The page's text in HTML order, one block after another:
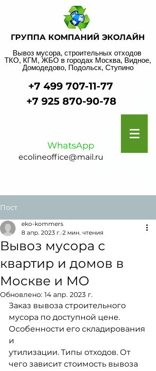
ГРУППА КОМПАНИЙ ЭКОЛАЙН
Вывоз мусора, строительных отходов
ТКО, КГМ, ЖБО в городах Москва, Видное,
Домодедово, Подольск, Ступино
+7 499 707-11-77
+7 925 870-90-78
WhatsApp
ecolineoffice@mail.ru
Пост
Вывоз мусора с
квартир и домов в
Москве и МО
eko-kommers
8 апр. 2023 г. 2 мин. чтения
Обновлено: 14 апр. 2023 г.
Заказ вывоза строительного
мусора по доступной цене.
Особенности его складирования
и
утилизации. Типы отходов. От
чего зависит стоимость вывоза